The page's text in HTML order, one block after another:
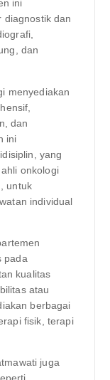
ini
diagnostik dan
dan
menyediakan
dan
ini
yang
onkologi
untuk
individual
pada
kualitas
atau
berbagai
fisik, terapi
juga